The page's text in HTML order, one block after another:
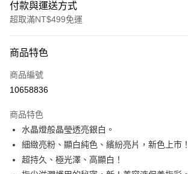
付款與運送方式
超取滿NT$499免運
信用卡一次付款
超商取貨付款
Apple Pay
街口支付
悠遊付
商品特色
商品編號
10658836
商品特色
水晶燈般晶瑩透亮銀白。
細緻亮粉、顯白純色、繽紛亮片，新色上市！
超持久、極光澤、高顯白！